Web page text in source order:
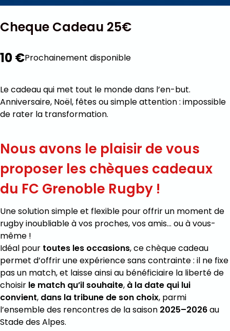
Cheque Cadeau 25€
10 €Prochainement disponible
Le cadeau qui met tout le monde dans l’en-but.
Anniversaire, Noël, fêtes ou simple attention : impossible
de rater la transformation.
Nous avons le plaisir de vous
proposer les chèques cadeaux
du FC Grenoble Rugby !
Une solution simple et flexible pour offrir un moment de
rugby inoubliable à vos proches, vos amis… ou à vous-
même !
Idéal pour toutes les occasions, ce chèque cadeau
permet d’offrir une expérience sans contrainte : il ne fixe
pas un match, et laisse ainsi au bénéficiaire la liberté de
choisir le match qu’il souhaite, à la date qui lui
convient, dans la tribune de son choix, parmi
l’ensemble des rencontres de la saison 2025–2026au
Stade des Alpes.